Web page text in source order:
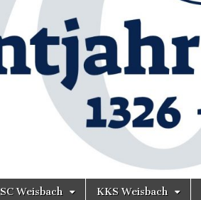
SC Weisbach KKS Weisbach